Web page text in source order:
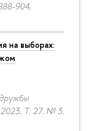
904.
на выборах:
Т. 27. № 3.